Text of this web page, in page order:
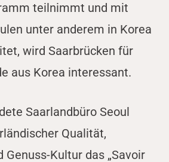
teilnimmt und mit
unter anderem in Korea
wird Saarbrücken für
aus Korea interessant.
Saarlandbüro Seoul
Qualität,
Genuss-Kultur das „Savoir